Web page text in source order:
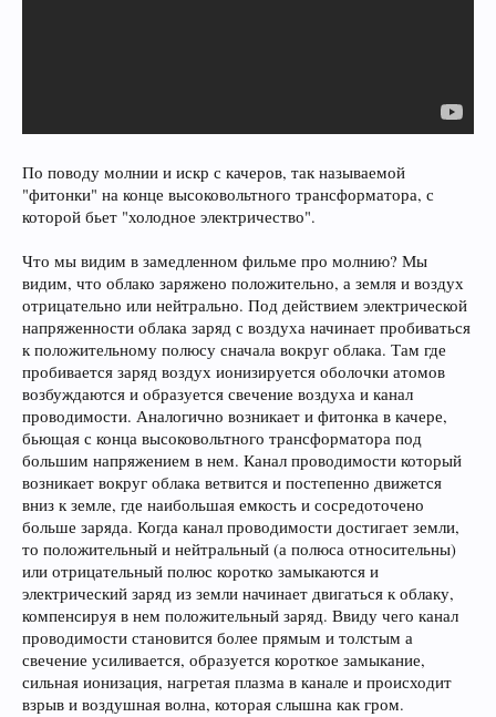
По поводу молнии и искр с качеров, так называемой
"фитонки" на конце высоковольтного трансформатора, с
которой бьет "холодное электричество".
Что мы видим в замедленном фильме про молнию? Мы
видим, что облако заряжено положительно, а земля и воздух
отрицательно или нейтрально. Под действием электрической
напряженности облака заряд с воздуха начинает пробиваться
к положительному полюсу сначала вокруг облака. Там где
пробивается заряд воздух ионизируется оболочки атомов
возбуждаются и образуется свечение воздуха и канал
проводимости. Аналогично возникает и фитонка в качере,
бьющая с конца высоковольтного трансформатора под
большим напряжением в нем. Канал проводимости который
возникает вокруг облака ветвится и постепенно движется
вниз к земле, где наибольшая емкость и сосредоточено
больше заряда. Когда канал проводимости достигает земли,
то положительный и нейтральный (а полюса относительны)
или отрицательный полюс коротко замыкаются и
электрический заряд из земли начинает двигаться к облаку,
компенсируя в нем положительный заряд. Ввиду чего канал
проводимости становится более прямым и толстым а
свечение усиливается, образуется короткое замыкание,
сильная ионизация, нагретая плазма в канале и происходит
взрыв и воздушная волна, которая слышна как гром.